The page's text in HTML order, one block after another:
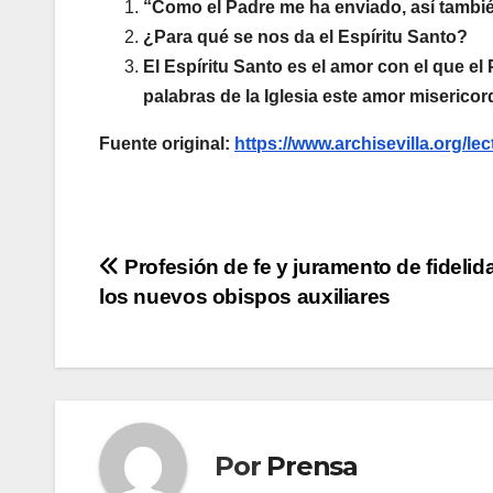
“Como el Padre me ha enviado, así
¿Para qué se nos da el Espíritu Santo?
El Espíritu Santo es el amor con el que
palabras de la Iglesia este amor
Fuente original: https://www.archisevilla.org/
Navegación
entradas
Profesión de fe y juramento de
los nuevos obispos auxiliares
Por Prensa